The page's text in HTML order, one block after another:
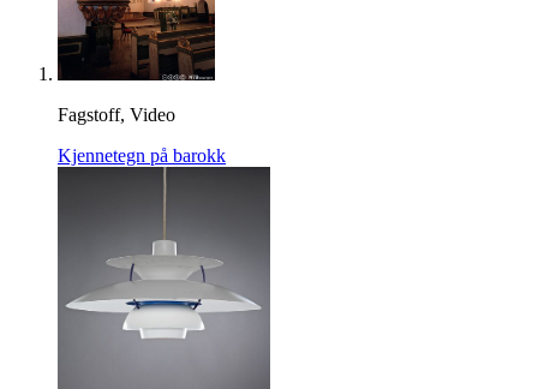
Fagstoff, Video
Kjennetegn på barokk